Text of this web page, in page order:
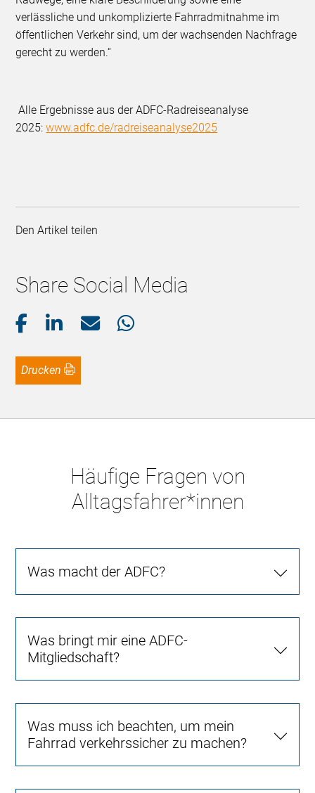
verlässliche und unkomplizierte Fahrradmitnahme im
öffentlichen Verkehr sind, um der wachsenden Nachfrage
gerecht zu werden.“
Alle Ergebnisse aus der ADFC-Radreiseanalyse
2025:www.adfc.de/radreiseanalyse2025
Den Artikel teilen
Share Social Media
Drucken
Häufige Fragen von
Alltagsfahrer*innen
Was macht der ADFC?
Was bringt mir eine ADFC-
Mitgliedschaft?
Was muss ich beachten, um mein
Fahrrad verkehrssicher zu machen?